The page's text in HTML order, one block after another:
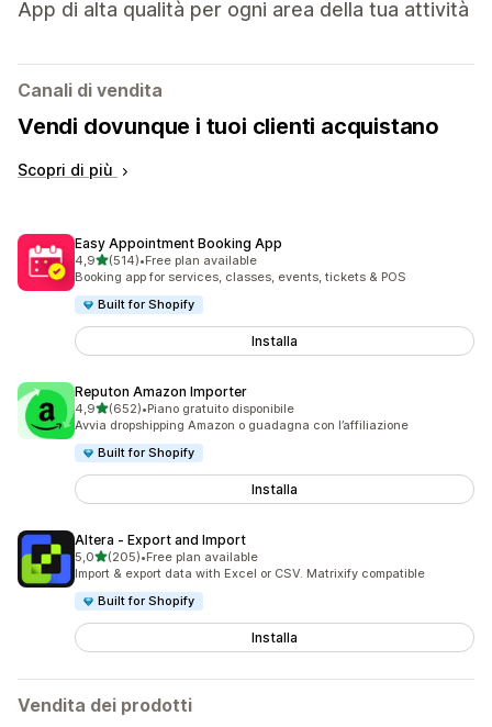
App di alta qualità per ogni area della tua attività
Canali di vendita
Vendi dovunque i tuoi clienti acquistano
Scopri di più
Easy Appointment Booking App
4,9stelle su 5
(514)
514 recensioni totali
•Free plan available
Booking app for services, classes, events, tickets & POS
Built for Shopify
Installa
Reputon Amazon Importer
4,9stelle su 5
(652)
652 recensioni totali
•Piano gratuito disponibile
Avvia dropshipping Amazon o guadagna con l’affiliazione
Built for Shopify
Installa
Altera ‑ Export and Import
5,0stelle su 5
(205)
205 recensioni totali
•Free plan available
Import & export data with Excel or CSV. Matrixify compatible
Built for Shopify
Installa
Vendita dei prodotti